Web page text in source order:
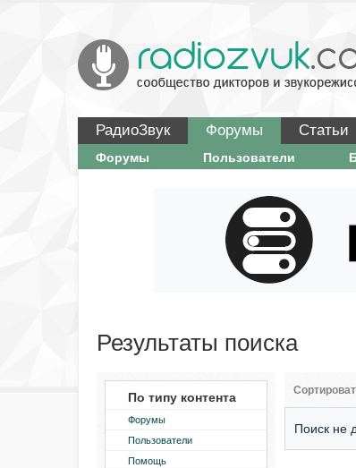
РадиоЗвук Форумы Статьи
Форумы Пользователи
Результаты поиска
По типу контента
Форумы
Пользователи
Помощь
Поиск не